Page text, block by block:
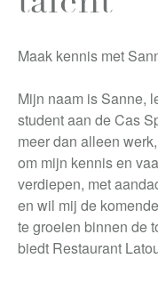
Maak kennis met
Mijn naam is Sanne,
student aan de Cas
meer dan alleen
om mijn kennis en
verdiepen, met
en wil mij de
te groeien binnen de
biedt Restaurant